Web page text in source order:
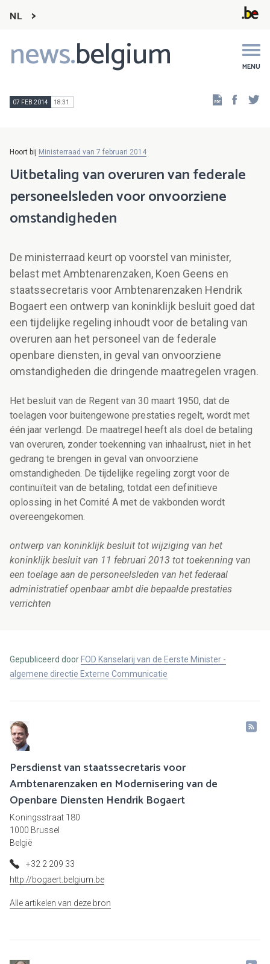
NL
news.belgium MENU
Main
navigation
07 FEB 2014 18:31
Hoort bij Ministerraad van 7 februari 2014
Uitbetaling van overuren van federale
personeelsleden voor onvoorziene
omstandigheden
De ministerraad keurt op voorstel van minister,
belast met Ambtenarenzaken, Koen Geens en
staatssecretaris voor Ambtenarenzaken Hendrik
Bogaert een ontwerp van koninklijk besluit goed dat
een tijdelijke regeling inhoudt voor de betaling van
overuren aan het personeel van de federale
openbare diensten, in geval van onvoorziene
omstandigheden die dringende maatregelen vragen.
Het besluit van de Regent van 30 maart 1950, dat de
toelagen voor buitengewone prestaties regelt, wordt met
één jaar verlengd. De maatregel heeft als doel de betaling
van overuren, zonder toekenning van inhaalrust, niet in het
gedrang te brengen in geval van onvoorziene
omstandigheden. De tijdelijke regeling zorgt voor de
continuïteit van de betaling, totdat een definitieve
oplossing in het Comité A met de vakbonden wordt
overeengekomen.
ontwerp van koninklijk besluit tot wijziging van het
koninklijk besluit van 11 februari 2013 tot toekenning van
een toelage aan de personeelsleden van het federaal
administratief openbaar ambt die bepaalde prestaties
verrichten
Gepubliceerd door FOD Kanselarij van de Eerste Minister -
algemene directie Externe Communicatie
Persdienst van staatssecretaris voor
Ambtenarenzaken en Modernisering van de
Openbare Diensten Hendrik Bogaert
Koningsstraat 180
1000 Brussel
België
+32 2 209 33
http://bogaert.belgium.be
Alle artikelen van deze bron